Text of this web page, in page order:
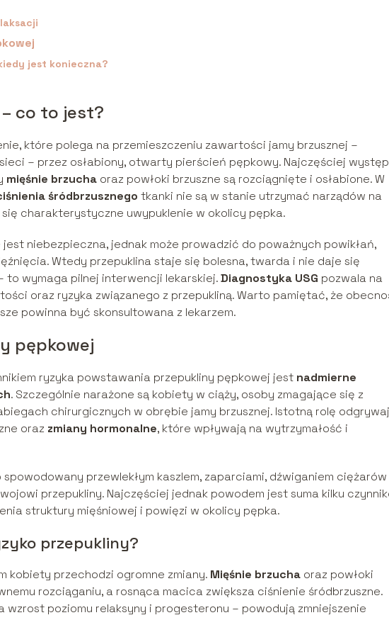
jest konieczna?
co to jest?
które polega na przemieszczeniu zawartości jamy brzusznej –
– przez osłabiony, otwarty pierścień pępkowy. Najczęściej
mięśnie brzucha oraz powłoki brzuszne są rozciągnięte i osłabione. W
śródbrzusznego tkanki nie są w stanie utrzymać narządów na
charakterystyczne uwypuklenie w okolicy pępka.
niebezpieczna, jednak może prowadzić do poważnych powikłań,
Wtedy przepuklina staje się bolesna, twarda i nie daje się
to wymaga pilnej interwencji lekarskiej.Diagnostyka USG pozwala na
oraz ryzyka związanego z przepukliną. Warto pamiętać, że
powinna być skonsultowana z lekarzem.
pępkowej
ryzyka powstawania przepukliny pępkowej jest nadmierne
. Szczególnie narażone są kobiety w ciąży, osoby zmagające się z
chirurgicznych w obrębie jamy brzusznej. Istotną rolę
oraz zmiany hormonalne, które wpływają na wytrzymałość i
przewlekłym kaszlem, zaparciami, dźwiganiem ciężarów
przepukliny. Najczęściej jednak powodem jest suma kilku
struktury mięśniowej i powięzi w okolicy pępka.
przepukliny?
kobiety przechodzi ogromne zmiany. Mięśnie brzucha oraz powłoki
rozciąganiu, a rosnąca macica zwiększa ciśnienie śródbrzuszne.
wzrost poziomu relaksyny i progesteronu – powodują zmniejszenie